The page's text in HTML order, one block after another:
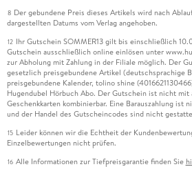
8 Der gebundene Preis dieses Artikels wird nach
dargestellten Datums vom Verlag angehoben.
12 Ihr Gutschein SOMMER13 gilt bis einschließlich
Gutschein ausschließlich online einlösen unter
zur Abholung mit Zahlung in der Filiale möglich. Der
gesetzlich preisgebundene Artikel (deutschsprachige
preisgebundene Kalender, tolino shine
Hugendubel Hörbuch Abo. Der Gutschein ist nicht mit
Geschenkkarten kombinierbar. Eine Barauszahlung ist
und der Handel des Gutscheincodes sind nicht
15 Leider können wir die Echtheit der
Einzelbewertungen nicht prüfen.
16 Alle Informationen zur Tiefpreisgarantie finden Sie